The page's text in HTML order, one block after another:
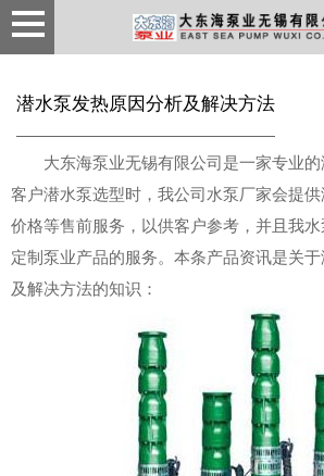
潜水泵发热原因分析及解决方法
大东海泵业无锡有限公司是一家专业的
客户潜水泵选型时，我公司水泵厂家会提
价格等售前服务，以供客户参考，并且我
定制泵业产品的服务。本条产品资讯是关
及解决方法的知识：